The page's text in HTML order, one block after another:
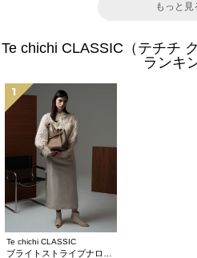
もっと見
Te chichi CLASSIC（テチチ
ランキ
1
Te chichi CLASSIC